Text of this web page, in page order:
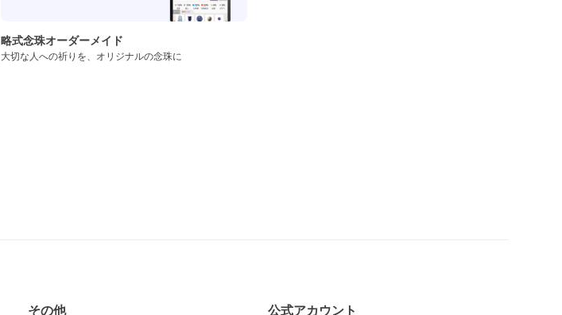
略式念珠オーダーメイド
大切な人への祈りを、オリジナルの念珠に
その他 公式アカウント